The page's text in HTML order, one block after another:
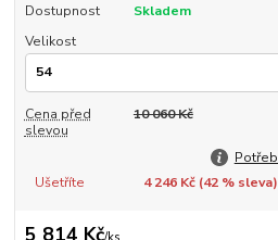
Dostupnost
Skladem
Velikost
Cena před
slevou
10 060 Kč
Ušetříte
4 246 Kč (42% sleva)
5 814 Kč